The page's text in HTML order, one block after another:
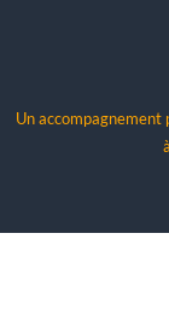
Un accompagnement